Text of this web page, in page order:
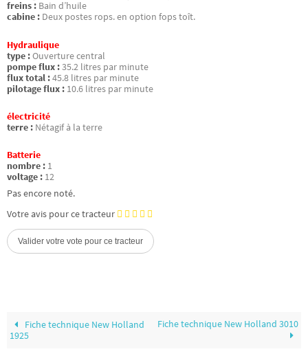
freins : Bain d’huile
cabine : Deux postes rops. en option fops toît.
Hydraulique
type :Ouverture central
pompe flux :35.2 litres par minute
flux total :45.8 litres par minute
pilotage flux : 10.6 litres par minute
électricité
terre : Nétagif à la terre
Batterie
nombre : 1
voltage : 12
Pas encore noté.
Votre avis pour ce tracteur
Fiche technique New Holland
1925
Fiche technique New Holland 3010